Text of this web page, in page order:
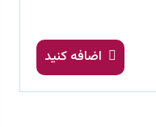
اضافه کنید